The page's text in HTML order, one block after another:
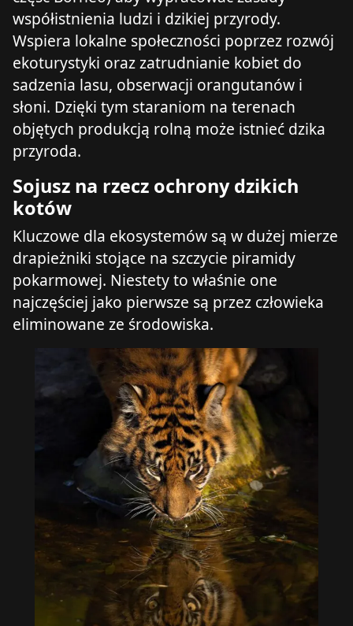
współistnienia ludzi i dzikiej przyrody.
Wspiera lokalne społeczności poprzez rozwój
ekoturystyki oraz zatrudnianie kobiet do
sadzenia lasu, obserwacji orangutanów i
słoni. Dzięki tym staraniom na terenach
objętych produkcją rolną może istnieć dzika
przyroda.
Sojusz na rzecz ochrony dzikich
kotów
Kluczowe dla ekosystemów są w dużej mierze
drapieżniki stojące na szczycie piramidy
pokarmowej. Niestety to właśnie one
najczęściej jako pierwsze są przez człowieka
eliminowane ze środowiska.